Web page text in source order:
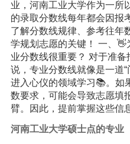
业，河南工业大学作为一所
的录取分数线每年都会因报
了解分数线规律、参考往年
学规划志愿的关键！ 一、
业分数线很重要？ 对于准
说，专业分数线就像是一道
进入心仪的领域学习📚。如
数要求，可能会导致志愿填
臂。因此，提前掌握这些信
河南工业大学硕士点的专业